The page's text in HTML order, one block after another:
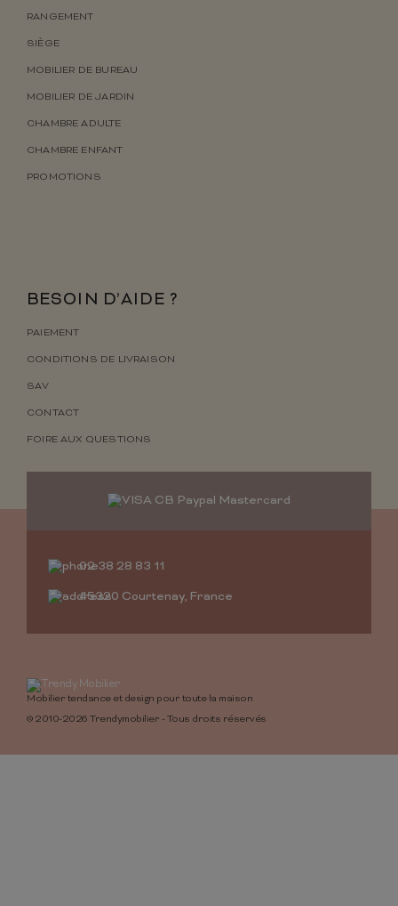
RANGEMENT
SIÈGE
MOBILIER DE BUREAU
MOBILIER DE JARDIN
CHAMBRE ADULTE
CHAMBRE ENFANT
PROMOTIONS
BESOIN D’AIDE ?
PAIEMENT
CONDITIONS DE LIVRAISON
SAV
CONTACT
FOIRE AUX QUESTIONS
02 38 28 83 11
45320 Courtenay, France
Mobilier tendance et design pour toute la maison
© 2010-2026 Trendymobilier - Tous droits réservés